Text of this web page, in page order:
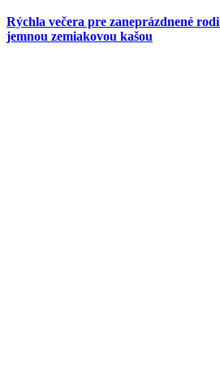
Rýchla večera pre zaneprázdnené
jemnou zemiakovou kašou